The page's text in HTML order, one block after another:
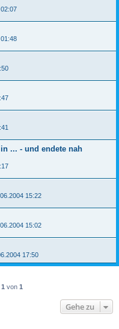
... - und endete nah
15:22
15:02
17:50
1 von 1
Gehe zu